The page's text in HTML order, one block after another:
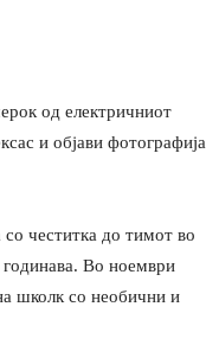
од електричниот
и објави фотографија
честитка до тимот во
годинава. Во ноември
школк со необични и